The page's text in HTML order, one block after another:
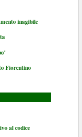
inagibile
Fiorentino
al codice